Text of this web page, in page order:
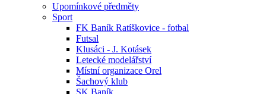
Upomínkové předměty
Sport
FK Baník Ratíškovice - fotbal
Futsal
Klusáci - J. Kotásek
Letecké modelářství
Místní organizace Orel
Šachový klub